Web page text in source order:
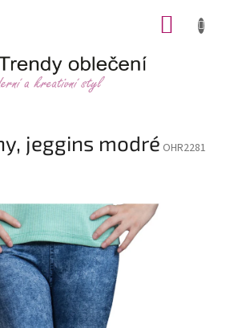
jeggins modré OHR2281